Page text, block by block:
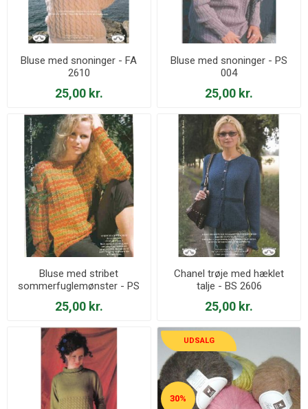
Bluse med snoninger - FA
2610
25,00 kr.
Bluse med snoninger - PS
004
25,00 kr.
Bluse med stribet
sommerfuglemønster - PS
2604
25,00 kr.
Chanel trøje med hæklet
talje - BS 2606
25,00 kr.
UDSALG
30%